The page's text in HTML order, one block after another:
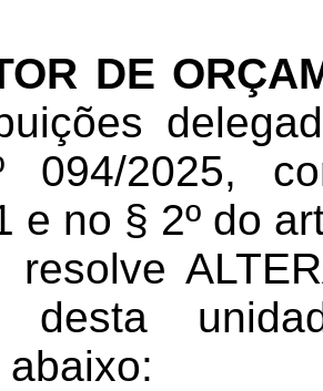
DE
094/2025,
e no § 2º do
resolve
desta